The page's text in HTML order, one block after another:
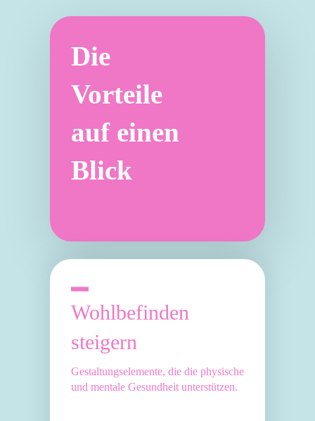
Die
Vorteile
auf einen
Blick
Wohlbefinden
steigern
Gestaltungselemente, die die physische
und mentale Gesundheit unterstützen.